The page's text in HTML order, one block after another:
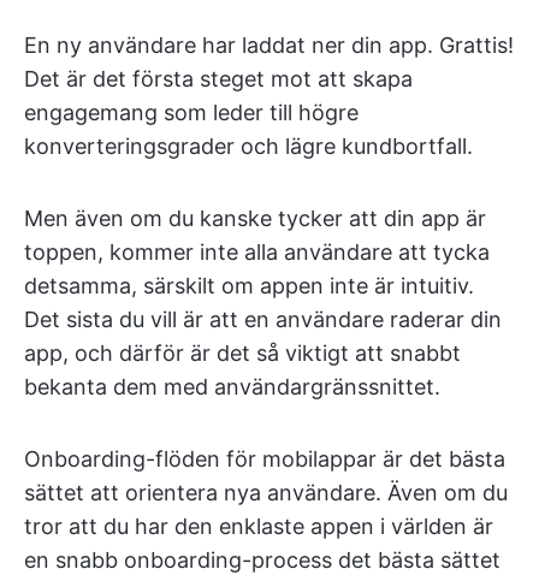
En ny användare har laddat ner din app. Grattis!
Det är det första steget mot att skapa
engagemang som leder till högre
konverteringsgrader och lägre kundbortfall.
Men även om du kanske tycker att din app är
toppen, kommer inte alla användare att tycka
detsamma, särskilt om appen inte är intuitiv.
Det sista du vill är att en användare raderar din
app, och därför är det så viktigt att snabbt
bekanta dem med användargränssnittet.
Onboarding-flöden för mobilappar är det bästa
sättet att orientera nya användare. Även om du
tror att du har den enklaste appen i världen är
en snabb onboarding-process det bästa sättet